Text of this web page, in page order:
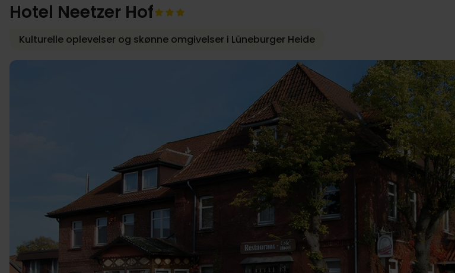
Hotel Neetzer Hof
Kulturelle oplevelser og skønne omgivelser i Lüneburger Heide
799,-
859,-
1399,-
929,-
1629,-
1519,-
499,-
829,-
1099,-